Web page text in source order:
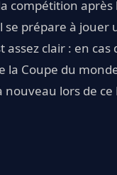
après
prépare à jouer
clair : en
Coupe du
lors de ce